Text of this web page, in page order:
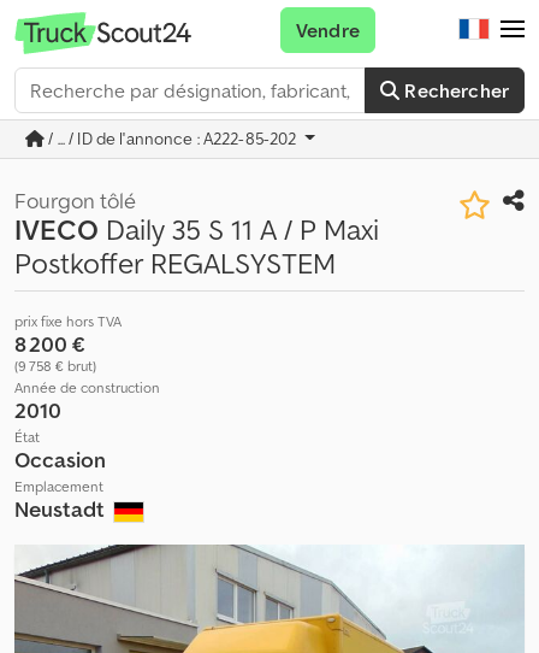
Rechercher
Vendre
/ ... / ID de l'annonce : A222-85-202
Fourgon tôlé
IVECO Daily 35 S 11 A / P Maxi
Postkoffer REGALSYSTEM
prix fixe hors TVA
8 200 €
(9 758 € brut)
Année de construction
2010
État
Occasion
Emplacement
Neustadt